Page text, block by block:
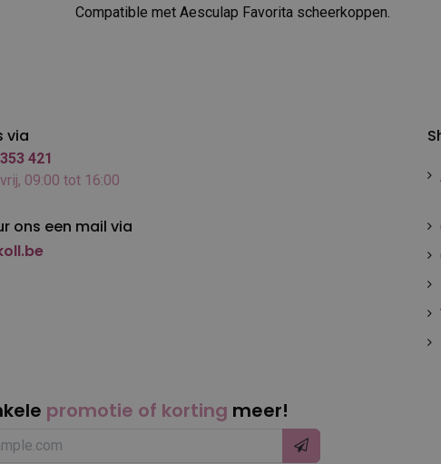
Compatible met Aesculap Favorita scheerkoppen.
promotie of korting meer!
via
421
09:00 tot 16:00
ons een mail via